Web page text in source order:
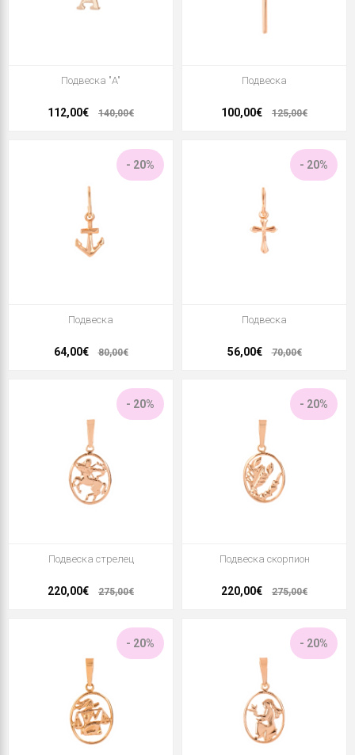
Подвеска "A"
112,00€ 140,00€
Подвеска
100,00€ 125,00€
- 20%
Подвеска
64,00€ 80,00€
- 20%
Подвеска
56,00€ 70,00€
- 20%
Подвеска стрелец
220,00€ 275,00€
- 20%
Подвеска скорпион
220,00€ 275,00€
- 20% - 20%